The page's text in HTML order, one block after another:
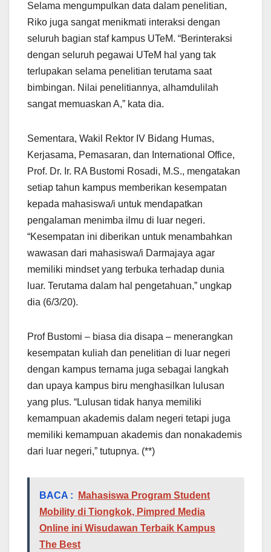
Selama mengumpulkan data dalam penelitian,
Riko juga sangat menikmati interaksi dengan
seluruh bagian staf kampus UTeM. “Berinteraksi
dengan seluruh pegawai UTeM hal yang tak
terlupakan selama penelitian terutama saat
bimbingan. Nilai penelitiannya, alhamdulilah
sangat memuaskan A,” kata dia.
Sementara, Wakil Rektor IV Bidang Humas,
Kerjasama, Pemasaran, dan International Office,
Prof. Dr. Ir. RA Bustomi Rosadi, M.S., mengatakan
setiap tahun kampus memberikan kesempatan
kepada mahasiswa/i untuk mendapatkan
pengalaman menimba ilmu di luar negeri.
“Kesempatan ini diberikan untuk menambahkan
wawasan dari mahasiswa/i Darmajaya agar
memiliki mindset yang terbuka terhadap dunia
luar. Terutama dalam hal pengetahuan,” ungkap
dia (6/3/20).
Prof Bustomi – biasa dia disapa – menerangkan
kesempatan kuliah dan penelitian di luar negeri
dengan kampus ternama juga sebagai langkah
dan upaya kampus biru menghasilkan lulusan
yang plus. “Lulusan tidak hanya memiliki
kemampuan akademis dalam negeri tetapi juga
memiliki kemampuan akademis dan nonakademis
dari luar negeri,” tutupnya. (**)
BACA :
Mahasiswa Program Student
Mobility di Tiongkok, Pimpred Media
Online ini Wisudawan Terbaik Kampus
The Best